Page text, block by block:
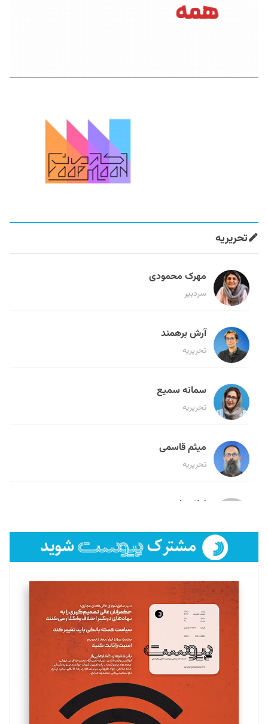
تحریریه
مهرک محمودی
سردبیر
آرش برهمند
تحریریه
سمانه سمیع
تحریریه
میثم قاسمی
تحریریه
لیلا حنارود
فائزه فتحی رستمی
تحریریه
سروش کرمیان
تحریریه
مینا پاکدل